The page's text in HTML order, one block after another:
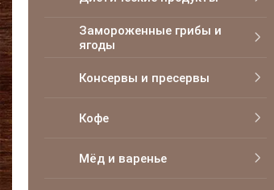
Замороженные грибы и
ягоды
Консервы и пресервы
Кофе
Мёд и варенье